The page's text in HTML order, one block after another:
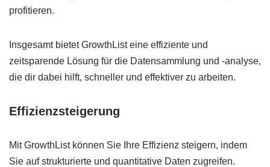
profitieren.
Insgesamt bietet GrowthList eine effiziente und
zeitsparende Lösung für die Datensammlung und -analyse,
die dir dabei hilft, schneller und effektiver zu arbeiten.
Effizienzsteigerung
Mit GrowthList können Sie Ihre Effizienz steigern, indem
Sie auf strukturierte und quantitative Daten zugreifen.